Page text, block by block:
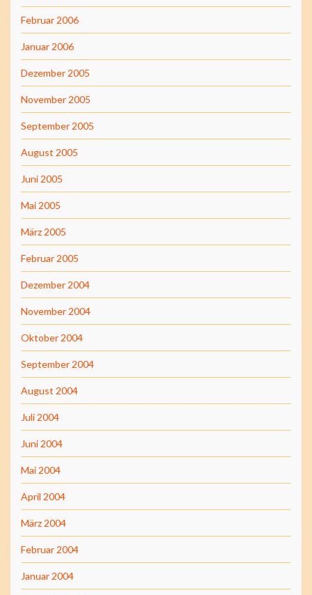
Februar 2006
Januar 2006
Dezember 2005
November 2005
September 2005
August 2005
Juni 2005
Mai 2005
März 2005
Februar 2005
Dezember 2004
November 2004
Oktober 2004
September 2004
August 2004
Juli 2004
Juni 2004
Mai 2004
April 2004
März 2004
Februar 2004
Januar 2004